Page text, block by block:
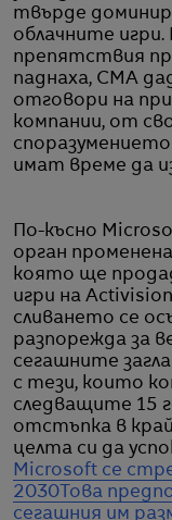
твърде
облачните
препятствия
паднаха, CMA
отговори на
компании, от
споразумението
имат време да
По-късно
орган
която ще
игри на
сливането се
разпорежда за
сегашните
с тези, които
следващите 15
отстъпка в
целта си да
Microsoft се
2030 Това
сегашния им